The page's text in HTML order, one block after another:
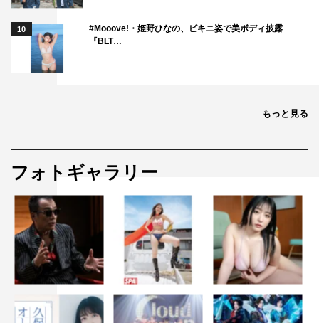
10
#Mooove!・姫野ひなの、ビキニ姿で美ボディ披露
『BLT…
もっと見る
フォトギャラリー